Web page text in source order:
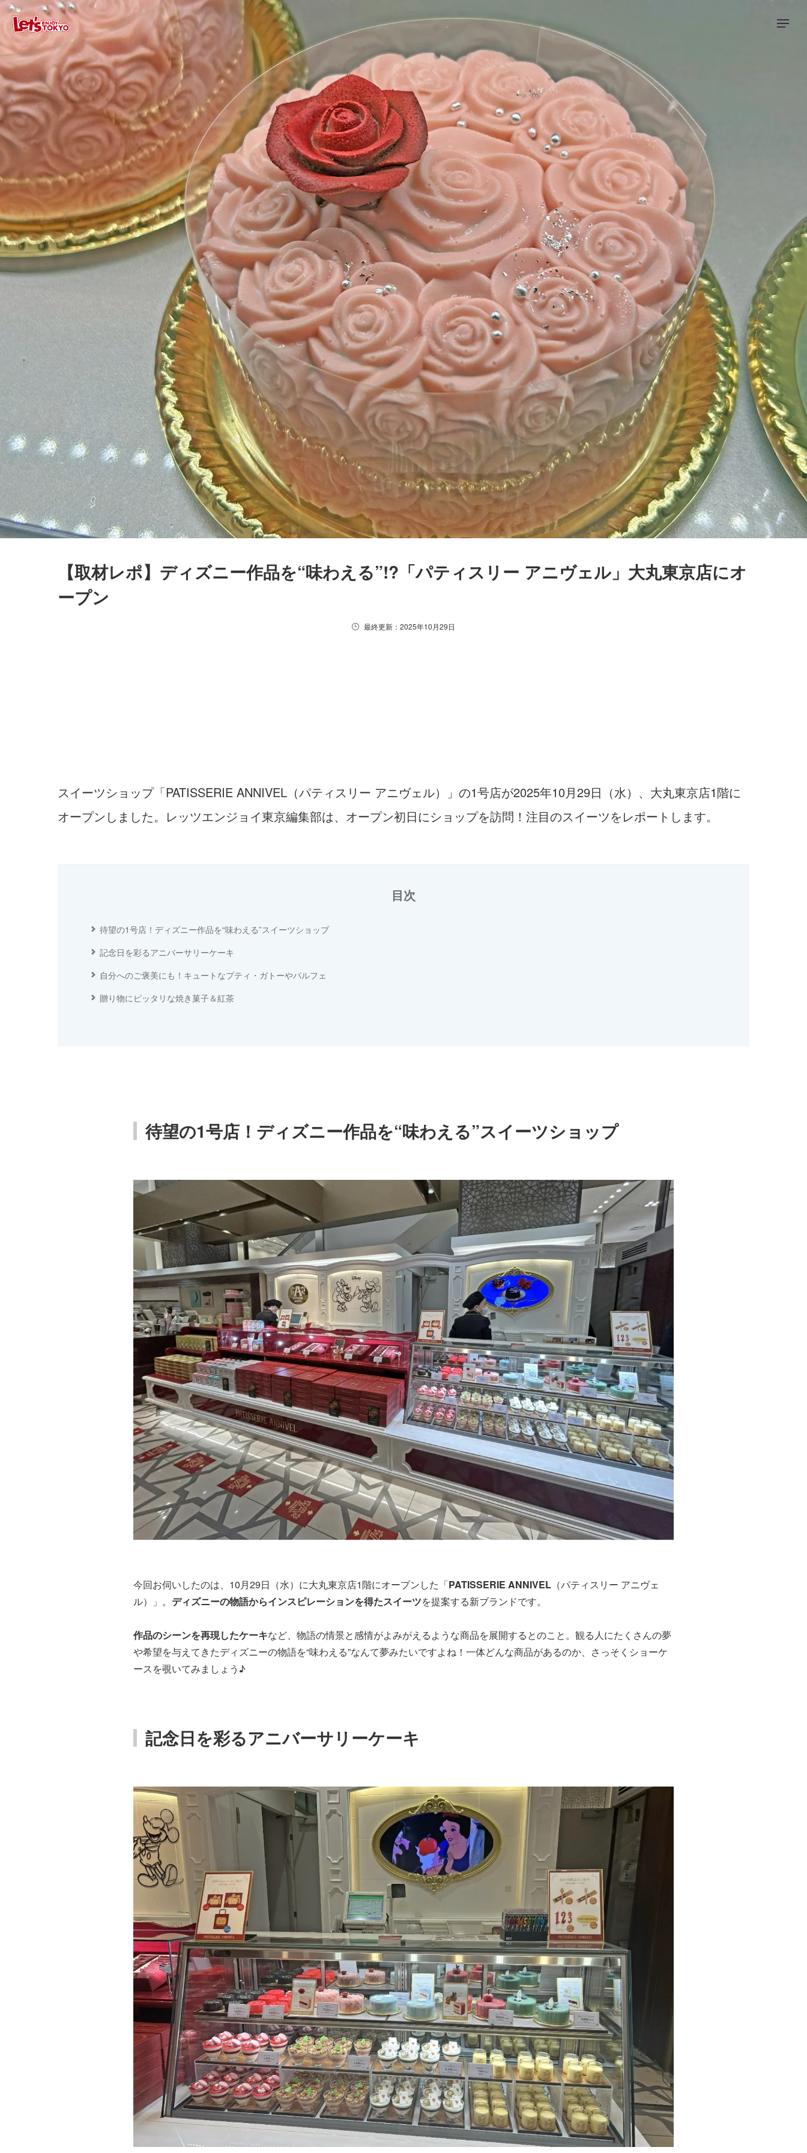
【取材レポ】ディズニー作品を“味わえる”!?「パティスリー アニヴェル」大丸東京店にオ
ープン
最終更新：2025年10月29日
スイーツショップ「PATISSERIE ANNIVEL（パティスリー アニヴェル）」の1号店が2025年10月29日（水）、大丸東京店1階に
オープンしました。レッツエンジョイ東京編集部は、オープン初日にショップを訪問！注目のスイーツをレポートします。
目次
待望の1号店！ディズニー作品を“味わえる”スイーツショップ
記念日を彩るアニバーサリーケーキ
自分へのご褒美にも！キュートなプティ・ガトーやパルフェ
贈り物にピッタリな焼き菓子＆紅茶
待望の1号店！ディズニー作品を“味わえる”スイーツショップ
今回お伺いしたのは、10月29日（水）に大丸東京店1階にオープンした「PATISSERIE ANNIVEL （パティスリー アニヴェ
ル）」。 ディズニーの物語からインスピレーションを得たスイーツを提案する新ブランドです。
作品のシーンを再現したケーキなど、物語の情景と感情がよみがえるような商品を展開するとのこと。観る人にたくさんの夢
や希望を与えてきたディズニーの物語を“味わえる”なんて夢みたいですよね！一体どんな商品があるのか、さっそくショーケ
ースを覗いてみましょう♪
記念日を彩るアニバーサリーケーキ